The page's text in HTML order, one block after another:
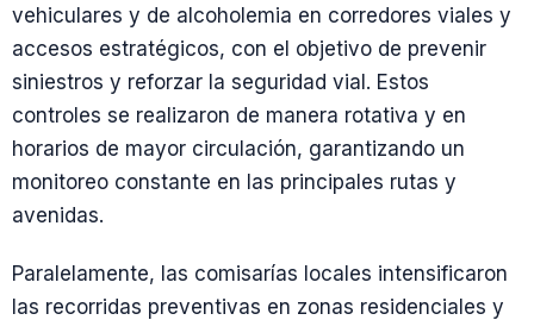
vehiculares y de alcoholemia en corredores viales y
accesos estratégicos, con el objetivo de prevenir
siniestros y reforzar la seguridad vial. Estos
controles se realizaron de manera rotativa y en
horarios de mayor circulación, garantizando un
monitoreo constante en las principales rutas y
avenidas.
Paralelamente, las comisarías locales intensificaron
las recorridas preventivas en zonas residenciales y